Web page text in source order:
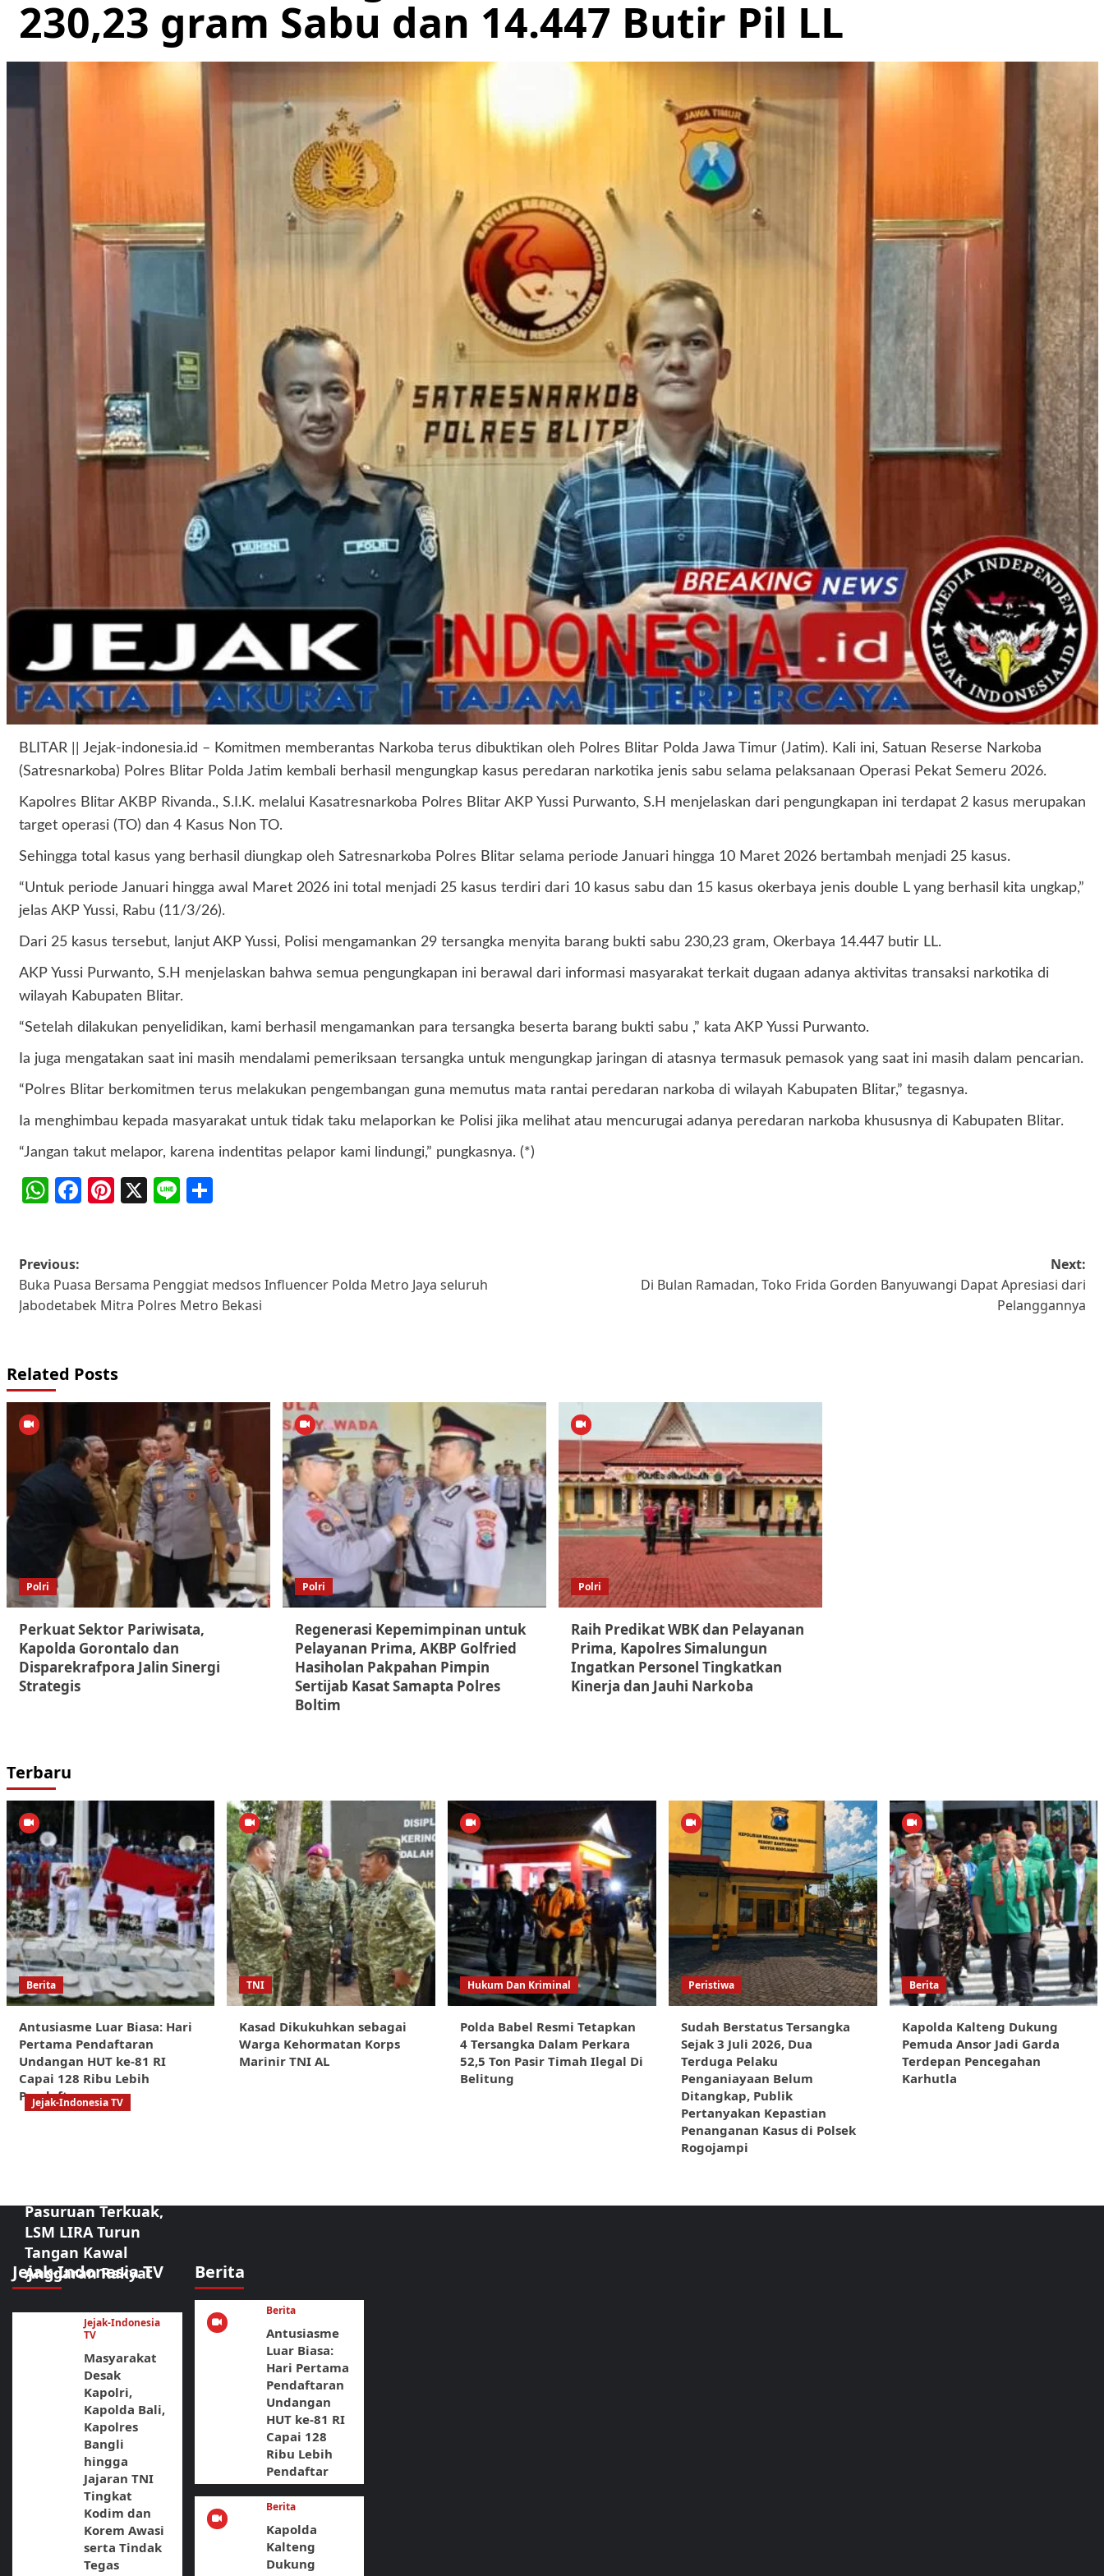
230,23 gram Sabu dan 14.447 Butir Pil LL
BLITAR || Jejak-indonesia.id – Komitmen memberantas Narkoba terus dibuktikan oleh Polres Blitar Polda Jawa Timur (Jatim). Kali ini, Satuan Reserse Narkoba
(Satresnarkoba) Polres Blitar Polda Jatim kembali berhasil mengungkap kasus peredaran narkotika jenis sabu selama pelaksanaan Operasi Pekat Semeru 2026.
Kapolres Blitar AKBP Rivanda., S.I.K. melalui Kasatresnarkoba Polres Blitar AKP Yussi Purwanto, S.H menjelaskan dari pengungkapan ini terdapat 2 kasus merupakan
target operasi (TO) dan 4 Kasus Non TO.
Sehingga total kasus yang berhasil diungkap oleh Satresnarkoba Polres Blitar selama periode Januari hingga 10 Maret 2026 bertambah menjadi 25 kasus.
“Untuk periode Januari hingga awal Maret 2026 ini total menjadi 25 kasus terdiri dari 10 kasus sabu dan 15 kasus okerbaya jenis double L yang berhasil kita ungkap,”
jelas AKP Yussi, Rabu (11/3/26).
Dari 25 kasus tersebut, lanjut AKP Yussi, Polisi mengamankan 29 tersangka menyita barang bukti sabu 230,23 gram, Okerbaya 14.447 butir LL.
AKP Yussi Purwanto, S.H menjelaskan bahwa semua pengungkapan ini berawal dari informasi masyarakat terkait dugaan adanya aktivitas transaksi narkotika di
wilayah Kabupaten Blitar.
“Setelah dilakukan penyelidikan, kami berhasil mengamankan para tersangka beserta barang bukti sabu ,” kata AKP Yussi Purwanto.
Ia juga mengatakan saat ini masih mendalami pemeriksaan tersangka untuk mengungkap jaringan di atasnya termasuk pemasok yang saat ini masih dalam pencarian.
“Polres Blitar berkomitmen terus melakukan pengembangan guna memutus mata rantai peredaran narkoba di wilayah Kabupaten Blitar,” tegasnya.
Ia menghimbau kepada masyarakat untuk tidak taku melaporkan ke Polisi jika melihat atau mencurugai adanya peredaran narkoba khususnya di Kabupaten Blitar.
“Jangan takut melapor, karena indentitas pelapor kami lindungi,” pungkasnya. (*)
WhatsApp
Facebook
Pinterest
X Line
Post
navigation
Previous:
Buka Puasa Bersama Penggiat medsos Influencer Polda Metro Jaya seluruh
Jabodetabek Mitra Polres Metro Bekasi
Next:
Di Bulan Ramadan, Toko Frida Gorden Banyuwangi Dapat Apresiasi dari
Pelanggannya
Related Posts
Polri
Perkuat Sektor Pariwisata,
Kapolda Gorontalo dan
Disparekrafpora Jalin Sinergi
Strategis
Polri
Regenerasi Kepemimpinan untuk
Pelayanan Prima, AKBP Golfried
Hasiholan Pakpahan Pimpin
Sertijab Kasat Samapta Polres
Boltim
Polri
Raih Predikat WBK dan Pelayanan
Prima, Kapolres Simalungun
Ingatkan Personel Tingkatkan
Kinerja dan Jauhi Narkoba
Terbaru
Berita
Antusiasme Luar Biasa: Hari
Pertama Pendaftaran
Undangan HUT ke-81 RI
Capai 128 Ribu Lebih
Pendaftar
TNI
Kasad Dikukuhkan sebagai
Warga Kehormatan Korps
Marinir TNI AL
Hukum Dan Kriminal
Polda Babel Resmi Tetapkan
4 Tersangka Dalam Perkara
52,5 Ton Pasir Timah Ilegal Di
Belitung
Peristiwa
Sudah Berstatus Tersangka
Sejak 3 Juli 2026, Dua
Terduga Pelaku
Penganiayaan Belum
Ditangkap, Publik
Pertanyakan Kepastian
Penanganan Kasus di Polsek
Rogojampi
Berita
Kapolda Kalteng Dukung
Pemuda Ansor Jadi Garda
Terdepan Pencegahan
Karhutla
Jejak-Indonesia TV
Jejak-Indonesia TV
Pasuruan Terkuak,
LSM LIRA Turun
Tangan Kawal
Anggaran Rakyat
Jejak-Indonesia
TV
Masyarakat
Desak
Kapolri,
Kapolda Bali,
Kapolres
Bangli
hingga
Jajaran TNI
Tingkat
Kodim dan
Korem Awasi
serta Tindak
Tegas
Berita
Berita
Antusiasme
Luar Biasa:
Hari Pertama
Pendaftaran
Undangan
HUT ke-81 RI
Capai 128
Ribu Lebih
Pendaftar
Berita
Kapolda
Kalteng
Dukung